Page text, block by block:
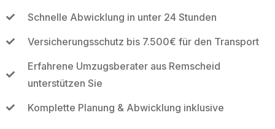
Schnelle Abwicklung in unter 24 Stunden
Versicherungsschutz bis 7.500€ für den Transport
Erfahrene Umzugsberater aus Remscheid
unterstützen Sie
Komplette Planung & Abwicklung inklusive